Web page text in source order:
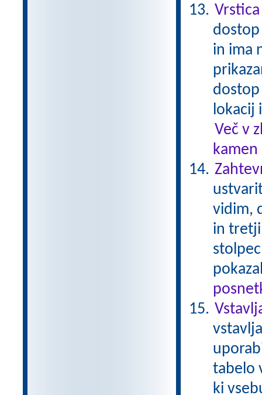
in ima
lokacij
Več v
kamen
vidim,
in
tabelo
ki